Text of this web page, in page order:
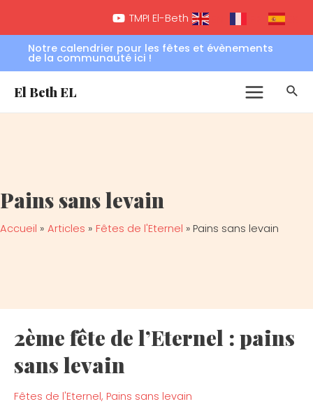
contenu
TMPI El-Beth EL
Notre calendrier pour les fêtes et évènements
de la communauté ici !
El Beth EL
Main
Menu
Pains sans levain
Accueil Articles Fêtes de l'Eternel Pains sans levain
2ème fête de l’Eternel : pains
sans levain
Fêtes de l'Eternel, Pains sans levain
2ème
fête
de
: